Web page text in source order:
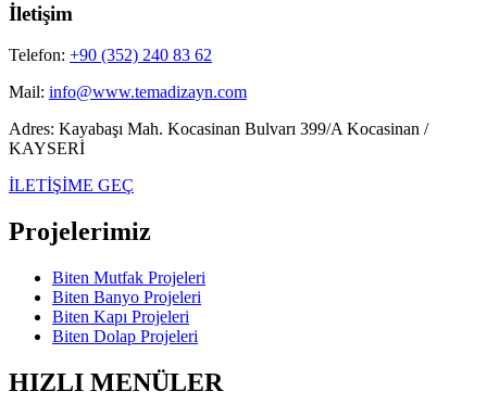
İletişim
Telefon: +90 (352) 240 83 62
Mail: info@www.temadizayn.com
Adres: Kayabaşı Mah. Kocasinan Bulvarı 399/A Kocasinan /
KAYSERİ
İLETİŞİME GEÇ
Projelerimiz
Biten Mutfak Projeleri
Biten Banyo Projeleri
Biten Kapı Projeleri
Biten Dolap Projeleri
HIZLI MENÜLER